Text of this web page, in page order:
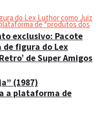
exclusivo: Pacote
(1987)
a plataforma de
de figura do Lex
de Super Amigos